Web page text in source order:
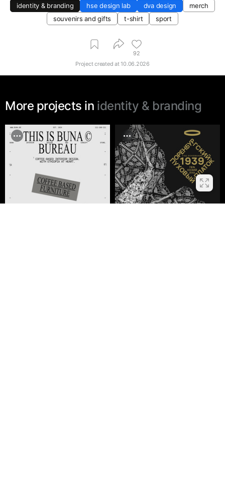
identity & branding hse design lab dva design
merch
souvenirs and gifts
t-shirt sport
92
Project created at10.06.2026
More projects in identity & branding